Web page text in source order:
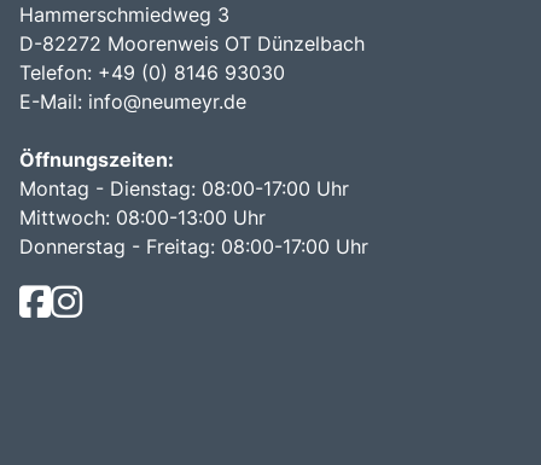
Hammerschmiedweg 3
D-82272 Moorenweis OT Dünzelbach
Telefon: +49 (0) 8146 93030
E-Mail: info@neumeyr.de
Öffnungszeiten:
Montag - Dienstag: 08:00-17:00 Uhr
Mittwoch: 08:00-13:00 Uhr
Donnerstag - Freitag: 08:00-17:00 Uhr